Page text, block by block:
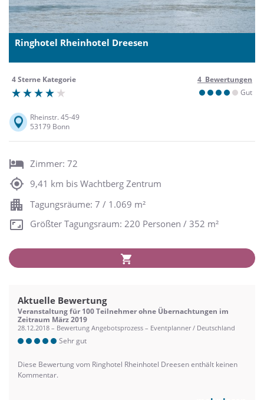
Ringhotel Rheinhotel Dreesen
4 Sterne Kategorie
4 Bewertungen
Gut
Rheinstr. 45-49
53179 Bonn
Zimmer: 72
9,41 km bis Wachtberg Zentrum
Tagungsräume: 7 / 1.069 m²
Größter Tagungsraum: 220 Personen / 352 m²
Aktuelle Bewertung
Veranstaltung für 100 Teilnehmer ohne Übernachtungen im
Zeitraum März 2019
28.12.2018 – Bewertung Angebotsprozess – Eventplanner / Deutschland
Sehr gut
Diese Bewertung vom Ringhotel Rheinhotel Dreesen enthält keinen
Kommentar.